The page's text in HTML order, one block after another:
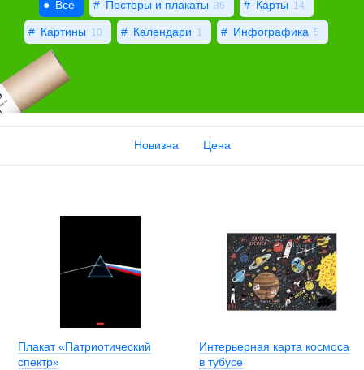
Все Постеры и плакаты 36 Карты 14
Картины 10 Календари 1 Инфографика 5
Новизна Цена
Плакат «Патриотический
спектр»
Интерьерная карта космоса
в тубусе